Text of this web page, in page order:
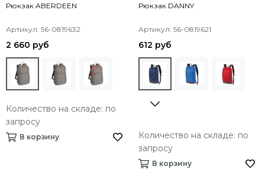
Рюкзак ABERDEEN
Артикул: 56-0819632
2 660 руб
Количество на складе: по
запросу
В корзину
Рюкзак DANNY
Артикул: 56-0819621
612 руб
Количество на складе: по
запросу
В корзину